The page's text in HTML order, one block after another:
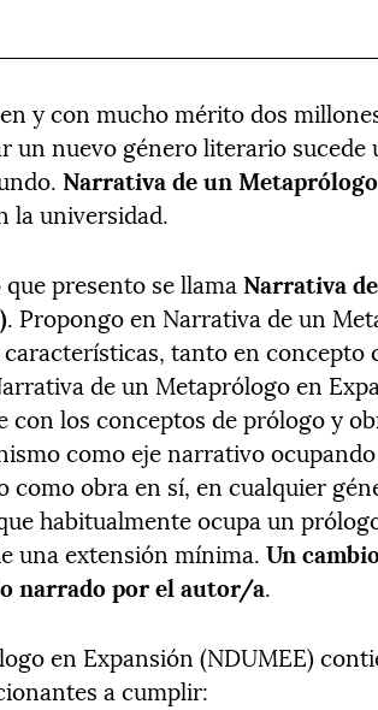
y con mucho mérito dos
un nuevo género literario sucede
Narrativa de un
la universidad.
presento se llama Narrativa
. Propongo en Narrativa de un
tanto en concepto
de un Metaprólogo en
los conceptos de prólogo y
como eje narrativo
obra en sí, en cualquier
habitualmente ocupa un
una extensión mínima.Un
narrado por el autor/a.
en Expansión (NDUMEE)
a cumplir: